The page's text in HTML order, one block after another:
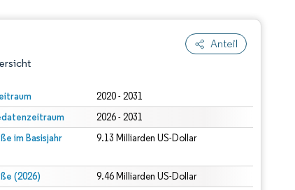
Anteil
2020 - 2031
2026 - 2031
im Basisjahr
9.13 Milliarden US-Dollar
(2026) 9.46 Milliarden US-Dollar